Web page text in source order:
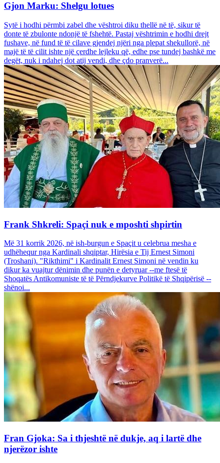
Gjon Marku: Shelgu lotues
Sytë i hodhi përmbi zabel dhe vështroi diku thellë në të, sikur të
donte të zbulonte ndonjë të fshehtë. Pastaj vështrimin e hodhi drejt
fushave, në fund të të cilave gjendej njëri nga plepat shekullorë, në
majë të të cilit ishte një çerdhe lejleku që, edhe pse tundej bashkë me
degët, nuk i ndahej dot atij vendi, dhe çdo pranverë...
Frank Shkreli: Spaçi nuk e mposhti shpirtin
Më 31 korrik 2026, në ish-burgun e Spaçit u celebrua mesha e
udhëhequr nga Kardinali shqiptar, Hirësia e Tij Ernest Simoni
(Troshani). "Rikthimi" i Kardinalit Ernest Simoni në vendin ku
dikur ka vuajtur dënimin dhe punën e detyruar --me ftesë të
Shoqatës Antikomuniste të të Përndjekurve Politikë të Shqipërisë --
shënoi...
Fran Gjoka: Sa i thjeshtë në dukje, aq i lartë dhe
njerëzor ishte